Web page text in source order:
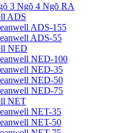
3 Ngõ 4 Ngõ RA
ADS
ADS-155
ADS-55
NED
NED-100
NED-35
NED-50
NED-75
NET
NET-35
NET-50